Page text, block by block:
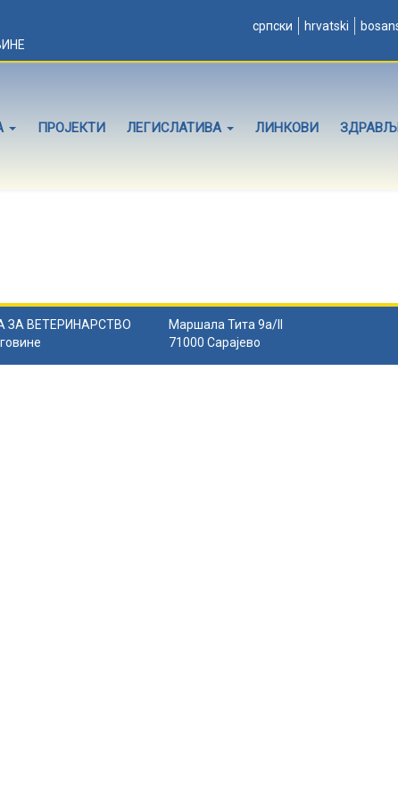
српски hrvatski
ПРОЈЕКТИ ЛЕГИСЛАТИВА ЛИНКОВИ
ЗА ВЕТЕРИНАРСТВО
Маршала Тита 9а/II
71000 Сарајево